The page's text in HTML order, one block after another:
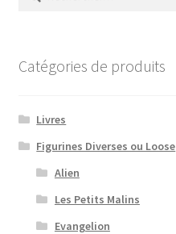
Catégories de produits
Livres
Figurines Diverses ou Loose
Alien
Les Petits Malins
Evangelion